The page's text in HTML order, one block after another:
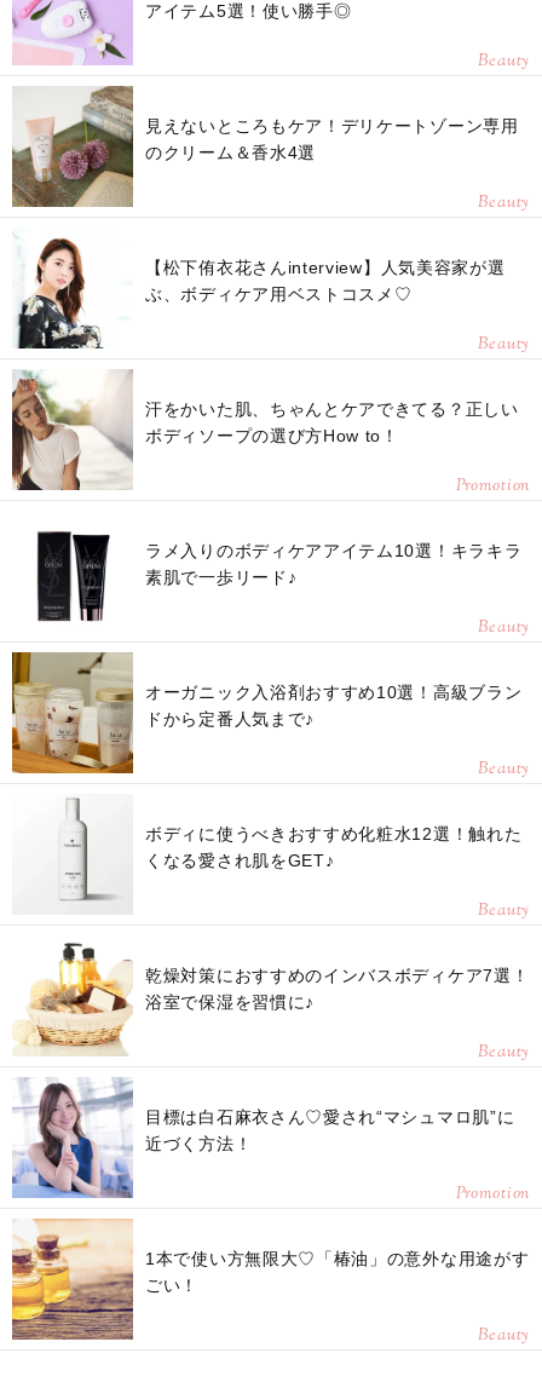
アイテム5選！使い勝手◎
Beauty
見えないところもケア！デリケートゾーン専用
のクリーム＆香水4選
Beauty
【松下侑衣花さんinterview】人気美容家が選
ぶ、ボディケア用ベストコスメ♡
Beauty
汗をかいた肌、ちゃんとケアできてる？正しい
ボディソープの選び方How to！
Promotion
ラメ入りのボディケアアイテム10選！キラキラ
素肌で一歩リード♪
Beauty
オーガニック入浴剤おすすめ10選！高級ブラン
ドから定番人気まで♪
Beauty
ボディに使うべきおすすめ化粧水12選！触れた
くなる愛され肌をGET♪
Beauty
乾燥対策におすすめのインバスボディケア7選！
浴室で保湿を習慣に♪
Beauty
目標は白石麻衣さん♡愛され“マシュマロ肌”に
近づく方法！
Promotion
1本で使い方無限大♡「椿油」の意外な用途がす
ごい！
Beauty